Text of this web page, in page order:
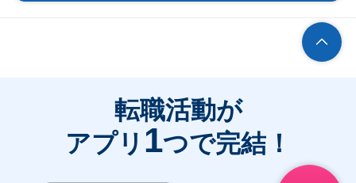
転職活動が
アプリ 1つで完結！